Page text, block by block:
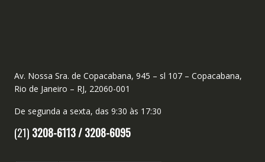
Av. Nossa Sra. de Copacabana, 945 – sl 107 – Copacabana,
Rio de Janeiro – RJ, 22060-001
De segunda a sexta, das 9:30 às 17:30
(21) 3208-6113 /3208-6095